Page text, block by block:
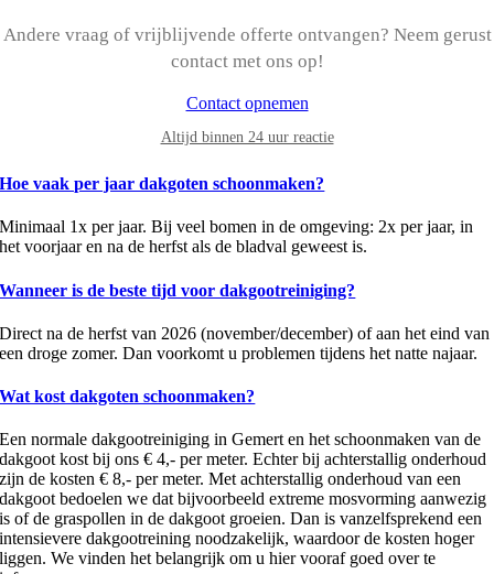
Andere vraag of vrijblijvende offerte ontvangen? Neem gerust
contact met ons op!
Contact opnemen
Altijd binnen 24 uur reactie
Hoe vaak per jaar dakgoten schoonmaken?
Minimaal 1x per jaar. Bij veel bomen in de omgeving: 2x per jaar, in
het voorjaar en na de herfst als de bladval geweest is.
Wanneer is de beste tijd voor dakgootreiniging?
Direct na de herfst van 2026 (november/december) of aan het eind van
een droge zomer. Dan voorkomt u problemen tijdens het natte najaar.
Wat kost dakgoten schoonmaken?
Een normale dakgootreiniging in Gemert en het schoonmaken van de
dakgoot kost bij ons € 4,- per meter. Echter bij achterstallig onderhoud
zijn de kosten € 8,- per meter. Met achterstallig onderhoud van een
dakgoot bedoelen we dat bijvoorbeeld extreme mosvorming aanwezig
is of de graspollen in de dakgoot groeien. Dan is vanzelfsprekend een
intensievere dakgootreining noodzakelijk, waardoor de kosten hoger
liggen. We vinden het belangrijk om u hier vooraf goed over te